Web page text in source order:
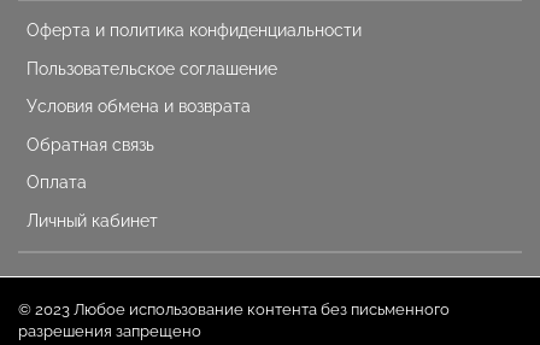
Оферта и политика конфиденциальности
Пользовательское соглашение
Условия обмена и возврата
Обратная связь
Оплата
Личный кабинет
© 2023 Любое использование контента без письменного
разрешения запрещено